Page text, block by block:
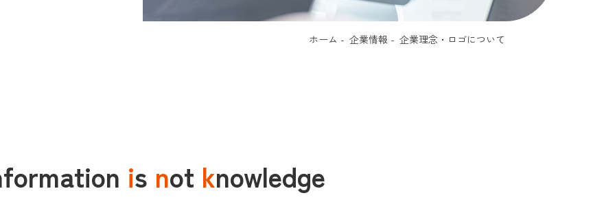
ホーム 企業情報 企業理念・ロゴについて
is not knowledge